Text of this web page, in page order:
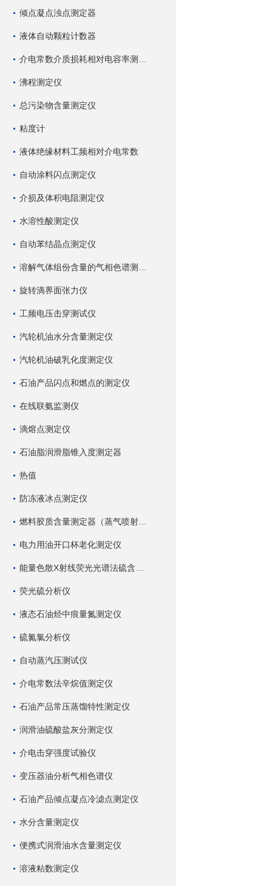
倾点凝点浊点测定器
液体自动颗粒计数器
沸程测定仪
总污染物含量测定仪
粘度计
液体绝缘材料工频相对介电常数
自动涂料闪点测定仪
介损及体积电阻测定仪
水溶性酸测定仪
自动苯结晶点测定仪
旋转滴界面张力仪
工频电压击穿测试仪
汽轮机油水分含量测定仪
汽轮机油破乳化度测定仪
石油产品闪点和燃点的测定仪
在线联氨监测仪
滴熔点测定仪
石油脂润滑脂锥入度测定器
热值
防冻液冰点测定仪
电力用油开口杯老化测定仪
荧光硫分析仪
液态石油烃中痕量氮测定仪
硫氮氯分析仪
自动蒸汽压测试仪
介电常数法辛烷值测定仪
石油产品常压蒸馏特性测定仪
润滑油硫酸盐灰分测定仪
介电击穿强度试验仪
变压器油分析气相色谱仪
石油产品倾点凝点冷滤点测定仪
水分含量测定仪
便携式润滑油水含量测定仪
溶液粘数测定仪